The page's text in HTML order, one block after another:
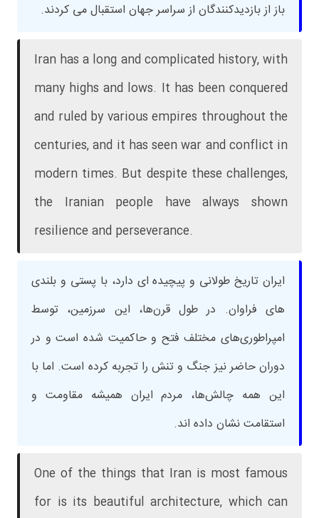
باز از بازدیدکنندگان از سراسر جهان استقبال می کردند.
Iran has a long and complicated history, with
many highs and lows. It has been conquered
and ruled by various empires throughout the
centuries, and it has seen war and conflict in
modern times. But despite these challenges,
the Iranian people have always shown
resilience and perseverance.
ایران تاریخ طولانی و پیچیده ای دارد، با پستی و بلندی
های فراوان. در طول قرن‌ها، این سرزمین، توسط
امپراطوری‌های مختلف فتح و حاکمیت شده است و در
دوران حاضر نیز جنگ و تنش را تجربه کرده است. اما با
این همه چالش‌ها، مردم ایران همیشه مقاومت و
استقامت نشان داده اند.
One of the things that Iran is most famous
for is its beautiful architecture, which can